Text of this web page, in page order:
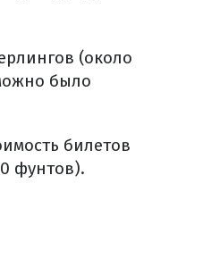
(около
было
билетов
фунтов).